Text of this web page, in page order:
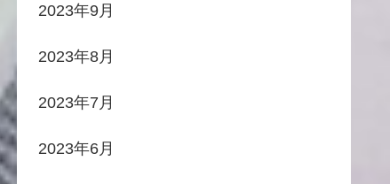
2023年9月
2023年8月
2023年7月
2023年6月